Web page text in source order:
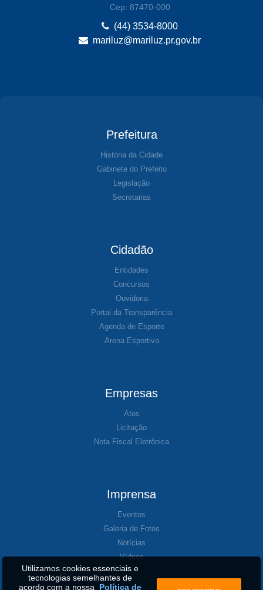
Cep: 87470-000
(44) 3534-8000
mariluz@mariluz.pr.gov.br
Prefeitura
História da Cidade
Gabinete do Prefeito
Legislação
Secretarias
Cidadão
Entidades
Concursos
Ouvidoria
Portal da Transparência
Agenda de Esporte
Arena Esportiva
Empresas
Atos
Licitação
Nota Fiscal Eletrônica
Imprensa
Eventos
Galeria de Fotos
Notícias
Vídeos
Utilizamos cookies essenciais e
tecnologias semelhantes de
acordo com a nossa Política de